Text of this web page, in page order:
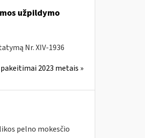
užpildymo
Nr. XIV-1936
2023 metais »
pelno mokesčio